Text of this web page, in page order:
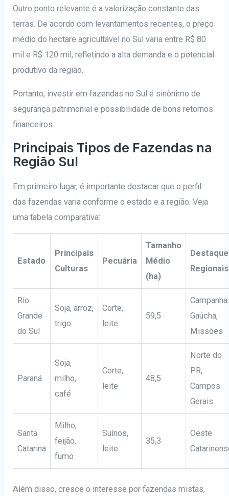
Outro ponto relevante é a valorização constante das
terras. De acordo com levantamentos recentes, o preço
médio do hectare agricultável no Sul varia entre R$ 80
mil e R$ 120 mil, refletindo a alta demanda e o potencial
produtivo da região.
Portanto, investir em fazendas no Sul é sinônimo de
segurança patrimonial e possibilidade de bons retornos
financeiros.
Principais Tipos de Fazendas na
Região Sul
Em primeiro lugar, é importante destacar que o perfil
das fazendas varia conforme o estado e a região. Veja
uma tabela comparativa:
Estado
Principais
Culturas
Pecuária
Tamanho
Médio
(ha)
Regionais
Rio
Grande
do Sul
Soja, arroz,
trigo
Corte,
leite
59,5
Campanha
Gaúcha,
Missões
Paraná
Soja,
milho,
café
Corte,
leite
48,5
Norte do
PR,
Campos
Gerais
Santa
Catarina
Milho,
feijão,
fumo
Suínos,
leite
35,3
Oeste
Além disso, cresce o interesse por fazendas mistas,